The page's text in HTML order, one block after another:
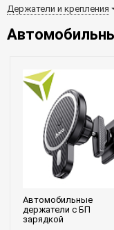
Держатели и крепления
Автомобильные
держатели c БП
зарядкой